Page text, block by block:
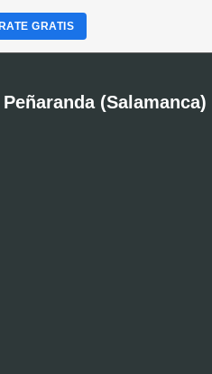
(Salamanca)
GRATIS